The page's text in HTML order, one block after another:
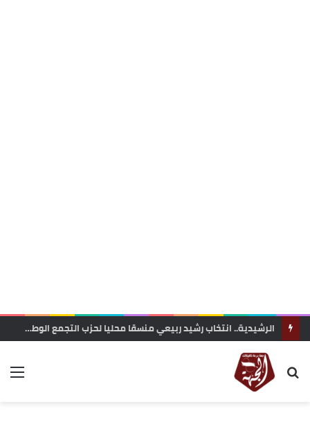
الرشيدية.. انتخاب رشيد ربيعي منسقا محليا لحزب التجمع الوطني للأحرار بجماعة الرتب